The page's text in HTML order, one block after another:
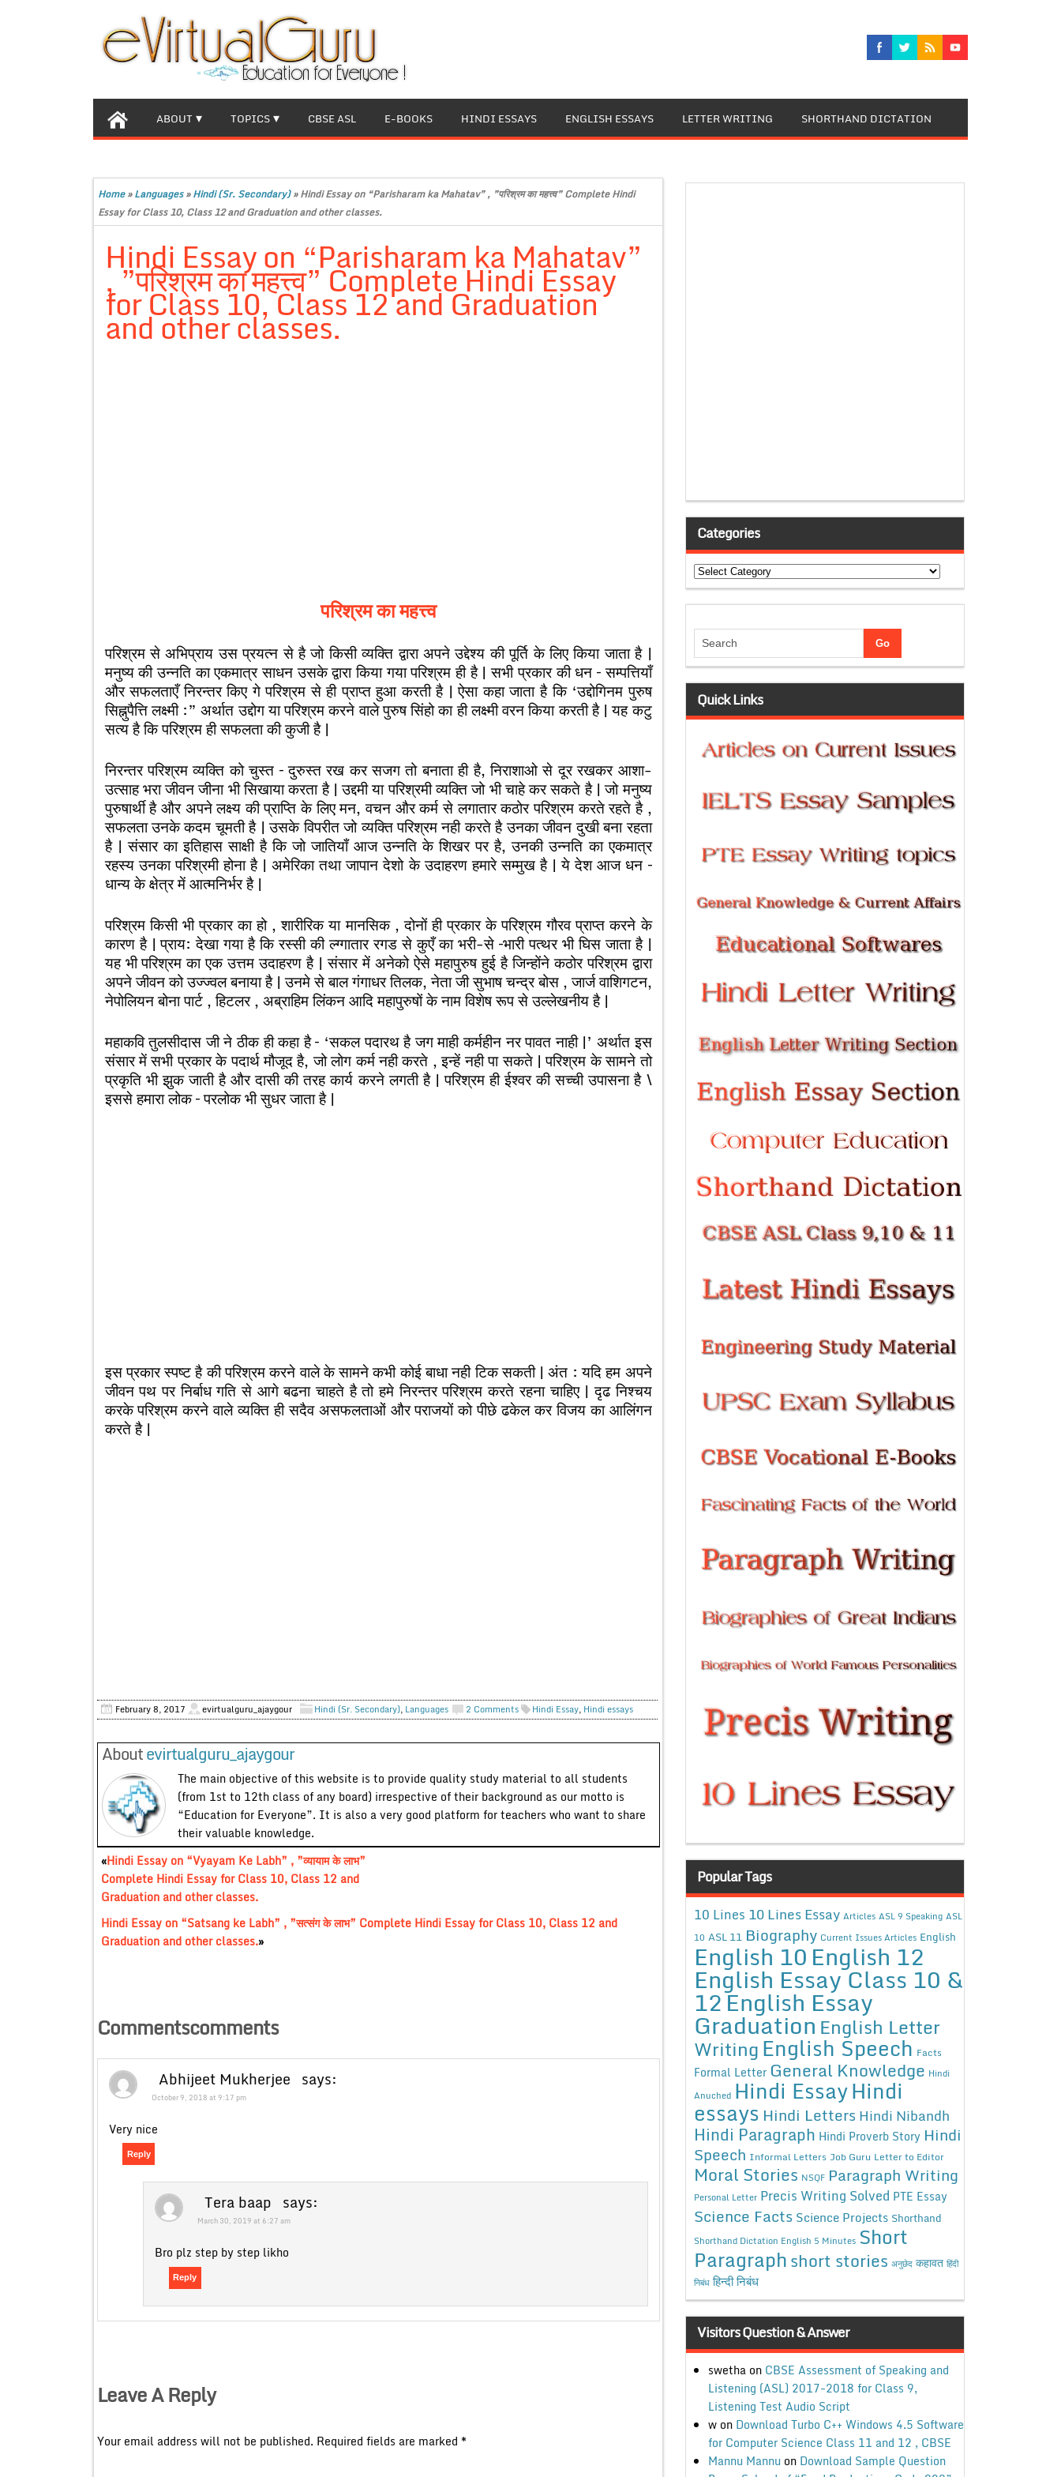
ABOUT TOPICS CBSE ASL E-BOOKS HINDI ESSAYS ENGLISH ESSAYS LETTER WRITING SHORTHAND DICTATION
Home»Languages»Hindi (Sr. Secondary)»Hindi Essay on “Parisharam ka Mahatav” , ”परिश्रम का महत्त्व” Complete Hindi
Essay for Class 10, Class 12 and Graduation and other classes.
Hindi Essay on “Parisharam ka Mahatav”
, ”परिश्रम का महत्त्व” Complete Hindi Essay
for Class 10, Class 12 and Graduation
and other classes.
परिश्रम का महत्त्व
परिश्रम से अभिप्राय उस प्रयत्न से है जो किसी व्यक्ति द्वारा अपने उद्देश्य की पूर्ति के लिए किया जाता है |
मनुष्य की उन्नति का एकमात्र साधन उसके द्वारा किया गया परिश्रम ही है | सभी प्रकार की धन – सम्पत्तियाँ
और सफलताएँ निरन्तर किए गे परिश्रम से ही प्राप्त हुआ करती है | ऐसा कहा जाता है कि ‘उद्दोगिनम पुरुष
सिह्नुपैत्ति लक्ष्मी :” अर्थात उद्दोग या परिश्रम करने वाले पुरुष सिंहो का ही लक्ष्मी वरन किया करती है | यह कटु
सत्य है कि परिश्रम ही सफलता की कुजी है |
निरन्तर परिश्रम व्यक्ति को चुस्त – दुरुस्त रख कर सजग तो बनाता ही है, निराशाओ से दूर रखकर आशा-
उत्साह भरा जीवन जीना भी सिखाया करता है | उद्दमी या परिश्रमी व्यक्ति जो भी चाहे कर सकते है | जो मनुष्य
पुरुषार्थी है और अपने लक्ष्य की प्राप्ति के लिए मन, वचन और कर्म से लगातार कठोर परिश्रम करते रहते है ,
सफलता उनके कदम चूमती है | उसके विपरीत जो व्यक्ति परिश्रम नही करते है उनका जीवन दुखी बना रहता
है | संसार का इतिहास साक्षी है कि जो जातियाँ आज उन्नति के शिखर पर है, उनकी उन्नति का एकमात्र
रहस्य उनका परिश्रमी होना है | अमेरिका तथा जापान देशो के उदाहरण हमारे सम्मुख है | ये देश आज धन –
धान्य के क्षेत्र में आत्मनिर्भर है |
परिश्रम किसी भी प्रकार का हो , शारीरिक या मानसिक , दोनों ही प्रकार के परिश्रम गौरव प्राप्त करने के
कारण है | प्राय: देखा गया है कि रस्सी की ल्ग्गातार रगड से कुएँ का भरी-से –भारी पत्थर भी घिस जाता है |
यह भी परिश्रम का एक उत्तम उदाहरण है | संसार में अनेको ऐसे महापुरुष हुई है जिन्होंने कठोर परिश्रम द्वारा
अपने जीवन को उज्ज्वल बनाया है | उनमे से बाल गंगाधर तिलक, नेता जी सुभाष चन्द्र बोस , जार्ज वाशिगटन,
नेपोलियन बोना पार्ट , हिटलर , अब्राहिम लिंकन आदि महापुरुषों के नाम विशेष रूप से उल्लेखनीय है |
महाकवि तुलसीदास जी ने ठीक ही कहा है – ‘सकल पदारथ है जग माही कर्महीन नर पावत नाही |’ अर्थात इस
संसार में सभी प्रकार के पदार्थ मौजूद है, जो लोग कर्म नही करते , इन्हें नही पा सकते | परिश्रम के सामने तो
प्रकृति भी झुक जाती है और दासी की तरह कार्य करने लगती है | परिश्रम ही ईश्वर की सच्ची उपासना है \
इससे हमारा लोक – परलोक भी सुधर जाता है |
इस प्रकार स्पष्ट है की परिश्रम करने वाले के सामने कभी कोई बाधा नही टिक सकती | अंत : यदि हम अपने
जीवन पथ पर निर्बाध गति से आगे बढना चाहते है तो हमे निरन्तर परिश्रम करते रहना चाहिए | दृढ निश्चय
करके परिश्रम करने वाले व्यक्ति ही सदैव असफलताओं और पराजयों को पीछे ढकेल कर विजय का आलिंगन
करते है |
February 8, 2017 evirtualguru_ajaygour Hindi (Sr. Secondary), Languages 2 Comments Hindi Essay, Hindi essays
Aboutevirtualguru_ajaygour
The main objective of this website is to provide quality study material to all students
(from 1st to 12th class of any board) irrespective of their background as our motto is
“Education for Everyone”. It is also a very good platform for teachers who want to share
their valuable knowledge.
«Hindi Essay on “Vyayam Ke Labh” , ”व्यायाम के लाभ”
Complete Hindi Essay for Class 10, Class 12 and
Graduation and other classes.
Hindi Essay on “Satsang ke Labh” , ”सत्संग के लाभ” Complete Hindi Essay for Class 10, Class 12 and
Graduation and other classes.»
Commentscomments
Abhijeet Mukherjee says:
October 9, 2018 at 9:17 pm
Very nice
Reply
Tera baap says:
March 30, 2019 at 6:27 am
Bro plz step by step likho
Reply
Leave A Reply
Your email address will not be published. Required fields are marked *
Categories
Categories
Quick Links
Popular Tags
10 Lines 10 Lines Essay Articles ASL 9 Speaking ASL
10 ASL 11 Biography Current Issues Articles English
English 10English 12
English Essay Class 10 &
12English Essay
Graduation English Letter
WritingEnglish Speech Facts
Formal Letter General Knowledge Hindi
Anuched Hindi EssayHindi
essays Hindi Letters Hindi Nibandh
Hindi Paragraph Hindi Proverb Story Hindi
Speech Informal Letters Job Guru Letter to Editor
Moral Stories NSQF Paragraph Writing
Personal Letter Precis Writing Solved PTE Essay
Science Facts Science Projects Shorthand
Shorthand Dictation English 5 Minutes Short
Paragraphshort stories अनुछेद कहावत हिंदी
निबंध हिन्दी निबंध
Visitors Question & Answer
swethaon CBSE Assessment of Speaking and
Listening (ASL) 2017-2018 for Class 9,
Listening Test Audio Script
won Download Turbo C++ Windows 4.5 Software
for Computer Science Class 11 and 12 , CBSE
Mannu Mannu on Download Sample Question